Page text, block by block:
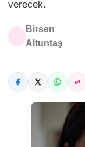
verecek.
Birsen
Altuntaş